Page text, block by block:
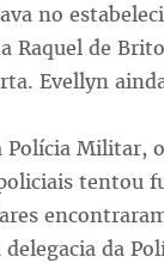
no
Raquel de
Evellyn
Polícia Militar,
tentou
da